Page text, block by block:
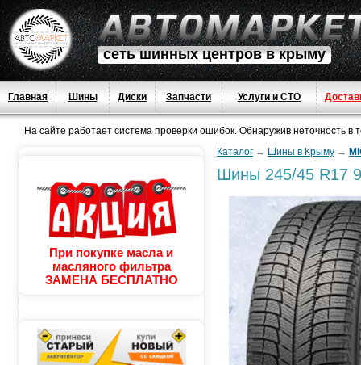
сеть шинных центров в крыму
Главная Шины Диски Запчасти Услуги и СТО
На сайте работает система проверки ошибок. Обнаружив неточность в
При покупке масла и
масляного фильтра
ЗАМЕНА БЕСПЛАТНО
Каталог → Шины в Крыму →
Шины 245/45 R17